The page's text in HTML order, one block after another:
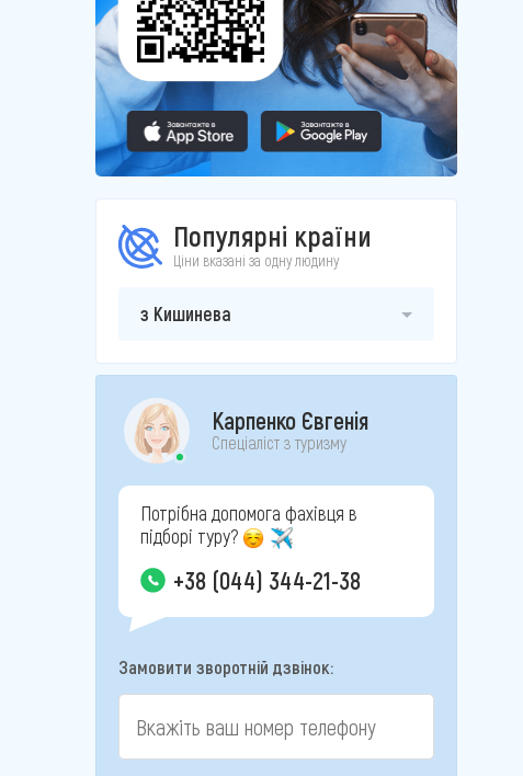
Популярні країни
Ціни вказані за одну людину
з Кишинева
Карпенко Євгенія
Спеціаліст з туризму
Потрібна допомога фахівця в
підборі туру?
+38 (044) 344-21-38
Замовити зворотній дзвінок: